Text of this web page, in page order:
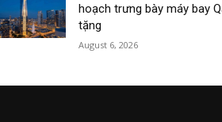
hoạch trưng bày máy bay
tặng
August 6, 2026